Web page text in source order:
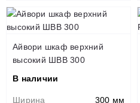
Айвори шкаф верхний
высокий ШВВ 300
В наличии
Ширина
300 мм